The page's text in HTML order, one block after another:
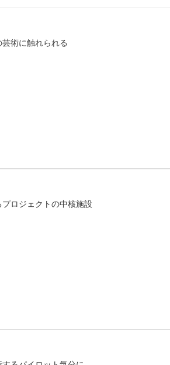
術に触れられる
ロジェクトの中核施設